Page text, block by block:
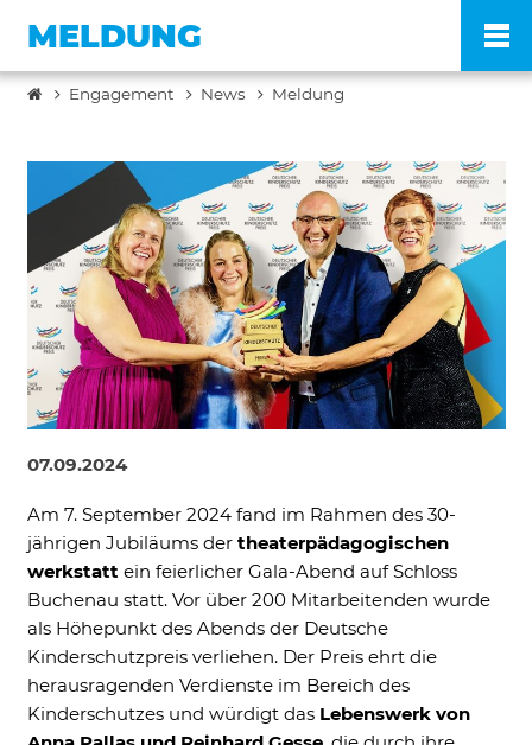
MELDUNG
Engagement News Meldung
07.09.2024
Am 7. September 2024 fand im Rahmen des 30-
jährigen Jubiläums der theaterpädagogischen
werkstattein feierlicher Gala-Abend auf Schloss
Buchenau statt. Vor über 200 Mitarbeitenden wurde
als Höhepunkt des Abends der Deutsche
Kinderschutzpreis verliehen. Der Preis ehrt die
herausragenden Verdienste im Bereich des
Kinderschutzes und würdigt das Lebenswerk von